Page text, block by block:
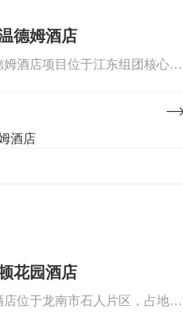
德姆酒店
酒店项目位于江东组团核心
隧道至早阳组团，并与机场、
连通。项目总...
花园酒店
位于龙南市石人片区，占地面